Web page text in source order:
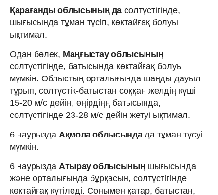
Қарағанды облысының да солтүстігінде,
шығысында тұман түсіп, көктайғақ болуы
ықтимал.
Одан бөлек, Маңғыстау облысының
солтүстігінде, батысында көктайғақ болуы
мүмкін. Облыстың орталығында шаңды дауыл
тұрып, солтүстік-батыстан соққан желдің күші
15-20 м/с дейін, өңірдіңң батысында,
солтүстігінде 23-28 м/с дейін жетуі ықтимал.
6 наурызда Ақмола облысында да тұман түсуі
мүмкін.
6 наурызда Атырау облысының шығысында
және орталығында бұрқасын, солтүстігінде
көктайғақ күтіледі. Сонымен қатар, батыстан,